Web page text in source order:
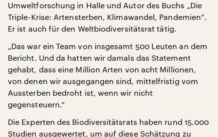
Umweltforschung in Halle und Autor des Buchs „Die
Triple-Krise: Artensterben, Klimawandel, Pandemien“.
Er ist auch für den Weltbiodiversitätsrat tätig.
„Das war ein Team von insgesamt 500 Leuten an dem
Bericht. Und da hatten wir damals das Statement
gehabt, dass eine Million Arten von acht Millionen,
von denen wir ausgegangen sind, mittelfristig vom
Aussterben bedroht ist, wenn wir nicht
gegensteuern.“
Die Experten des Biodiversitätsrats haben rund 15.000
Studien ausgewertet, um auf diese Schätzung zu